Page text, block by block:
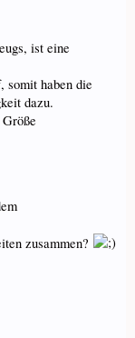
ist eine
somit haben die
dazu.
zusammen?